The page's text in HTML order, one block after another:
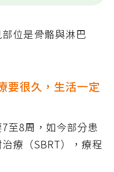
位是骨骼與淋巴
要很久，生活一定
至8周，如今部分患
療（SBRT），療程